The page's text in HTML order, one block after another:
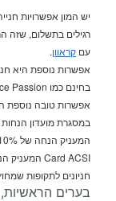
יש המון אפשרויות
רגילים בתשלום, שזה
עם קראוון.
אפשרות נוספת היא
בחינם כמו France Passion בצרפת או Park4night לכל נורווגיה
אפשרות טובה נוספת
המעניק הנחה של 10% על מחיר חניית עם
Card ACSI המעניק הנחה של עד 50% על מחיר חניית עם
חניונים לתקופות
בערים